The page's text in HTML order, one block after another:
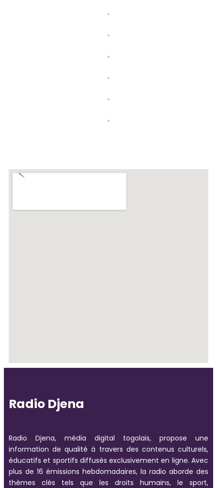
Radio Djena
Radio Djena, média digital togolais, propose une
information de qualité à travers des contenus culturels,
éducatifs et sportifs diffusés exclusivement en ligne. Avec
plus de 16 émissions hebdomadaires, la radio aborde des
thèmes clés tels que les droits humains, le sport,